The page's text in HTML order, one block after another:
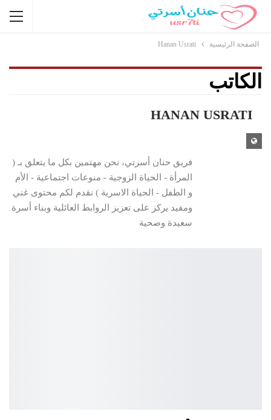
الصفحة الرئيسية Hanan Usrati
الكاتب
HANAN USRATI
فريق حنان أسرتي، نحن مهتمين بكل ما يتعلق بـ (
المرأة - الحياة الزوجية - منوعات اجتماعية - الأم
و الطفل - الحياة الاسرية ) نقدم لكم محتوى غني
ومفيد يركز على تعزيز الروابط العائلية وبناء أسرة
سعيدة وصحية